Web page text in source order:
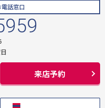
話窓口
来店予約